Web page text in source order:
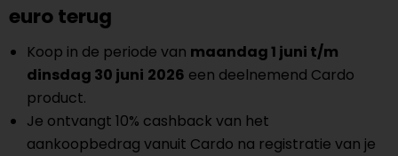
euro terug
Koop in de periode van maandag 1 juni t/m
dinsdag 30 juni 2026 een deelnemend Cardo
product.
Je ontvangt 10% cashback van het
aankoopbedrag vanuit Cardo na registratie van je